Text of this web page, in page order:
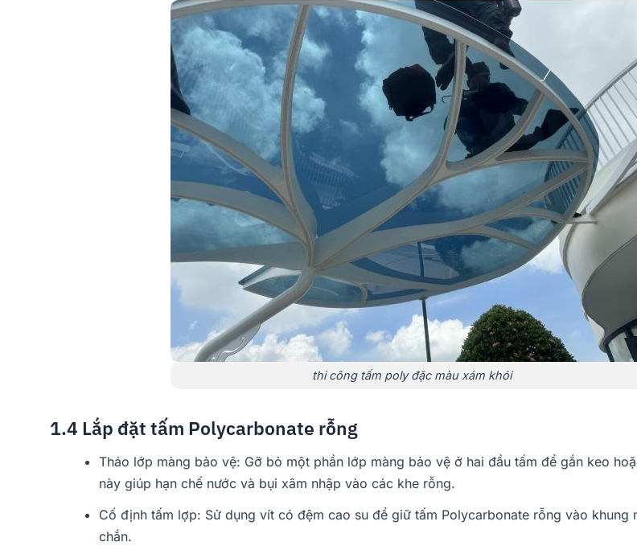
thi công tấm poly đặc màu xám khói
1.4 Lắp đặt tấm Polycarbonate rỗng
Tháo lớp màng bảo vệ: Gỡ bỏ một phần lớp màng bảo vệ ở hai đầu tấm để gắn keo
này giúp hạn chế nước và bụi xâm nhập vào các khe rỗng​.
Cố định tấm lợp: Sử dụng vít có đệm cao su để giữ tấm Polycarbonate rỗng vào khung
chắn.